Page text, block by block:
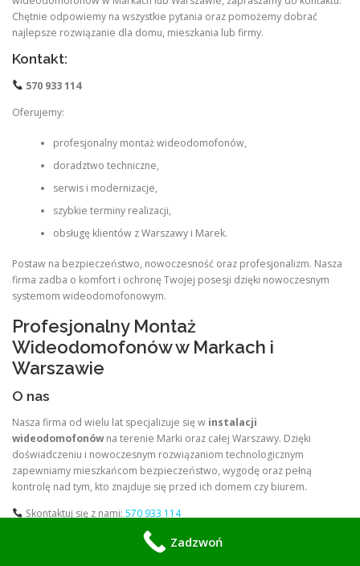
Chętnie odpowiemy na wszystkie pytania oraz pomożemy dobrać
najlepsze rozwiązanie dla domu, mieszkania lub firmy.
Kontakt:
570 933 114
Oferujemy:
profesjonalny montaż wideodomofonów,
doradztwo techniczne,
serwis i modernizacje,
szybkie terminy realizacji,
obsługę klientów z Warszawy i Marek.
Postaw na bezpieczeństwo, nowoczesność oraz profesjonalizm. Nasza
firma zadba o komfort i ochronę Twojej posesji dzięki nowoczesnym
systemom wideodomofonowym.
Profesjonalny Montaż
Wideodomofonów w Markach i
Warszawie
O nas
Nasza firma od wielu lat specjalizuje się w instalacji
wideodomofonówna terenie Marki oraz całej Warszawy. Dzięki
doświadczeniu i nowoczesnym rozwiązaniom technologicznym
zapewniamy mieszkańcom bezpieczeństwo, wygodę oraz pełną
kontrolę nad tym, kto znajduje się przed ich domem czy biurem.
Skontaktuj się z nami: 570 933 114
Zadzwoń